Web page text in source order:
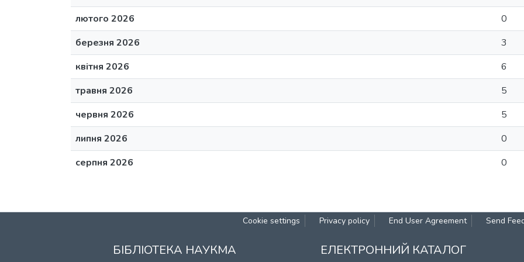
лютого 2026
0
березня 2026
3
квітня 2026
6
травня 2026
5
червня 2026
5
липня 2026
0
серпня 2026
0
Cookie settings Privacy policy End User Agreement Send
БІБЛІОТЕКА НАУКМА ЕЛЕКТРОННИЙ КАТАЛОГ